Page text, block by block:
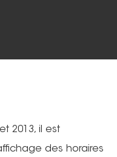
2013, il est
des horaires